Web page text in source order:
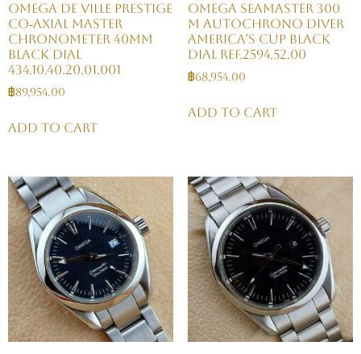
Omega De Ville Prestige
Co‑Axial Master
Chronometer 40mm
Black Dial
434.10.40.20.01.001
฿89,954.00
Add to cart
OMEGA Seamaster 300
M Autochrono Diver
America’s Cup Black
Dial Ref.2594.52.00
฿68,954.00
Add to cart